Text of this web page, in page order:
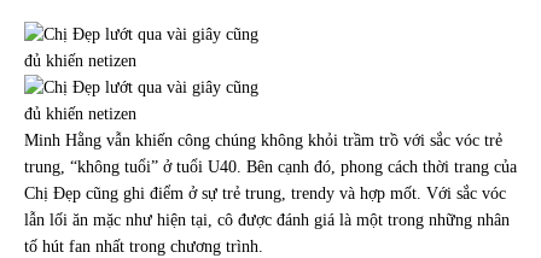
Minh Hằng vẫn khiến công chúng không khỏi trầm trồ với sắc vóc trẻ
trung, “không tuổi” ở tuổi U40. Bên cạnh đó, phong cách thời trang của
Chị Đẹp cũng ghi điểm ở sự trẻ trung, trendy và hợp mốt. Với sắc vóc
lẫn lối ăn mặc như hiện tại, cô được đánh giá là một trong những nhân
tố hút fan nhất trong chương trình.